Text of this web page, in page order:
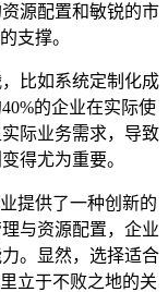
源配置和敏锐的市
支撑。
比如系统定制化成
的企业在实际使
际业务需求，导致
得尤为重要。
提供了一种创新的
与资源配置，企业
。显然，选择适合
立于不败之地的关